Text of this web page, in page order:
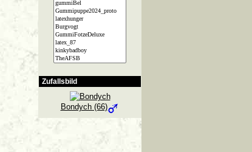
Zufallsbild
Bondych (66)